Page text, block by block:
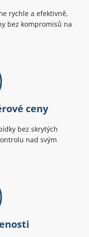
rychle a efektivně,
bez kompromisů na
ceny
bez skrytých
nad svým